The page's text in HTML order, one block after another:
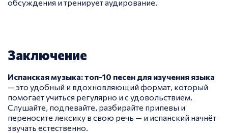
обсуждения и тренирует аудирование.
Заключение
Испанская музыка: топ-10 песен для изучения языка
— это удобный и вдохновляющий формат, который
помогает учиться регулярно и с удовольствием.
Слушайте, подпевайте, разбирайте припевы и
переносите лексику в свою речь — и испанский начнёт
звучать естественно.